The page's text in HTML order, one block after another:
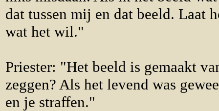
dat tussen mij en dat beeld. Laat
wat het wil."
Priester: "Het beeld is gemaakt
zeggen? Als het levend was
en je straffen."